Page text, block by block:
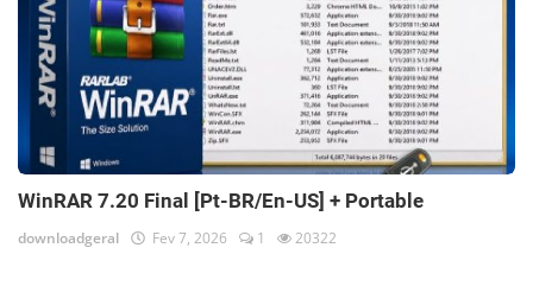
WinRAR 7.20 Final [Pt-BR/En-US] + Portable
downloadgeral Fev 7, 2026 1 20322